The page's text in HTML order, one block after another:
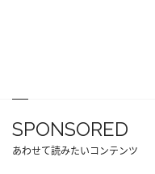
SPONSORED
あわせて読みたいコンテンツ